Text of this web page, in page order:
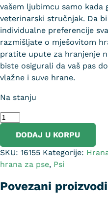
vašem ljubimcu samo kada
veterinarski stručnjak. Da
individualne preferencije
razmišljate o mješovitom
pratite upute za hranjenje
biste osigurali da vaš pas
vlažne i suve hrane.
Na stanju
DODAJ U KORPU
SKU: 16155 Kategorije:
hrana za pse, Psi
Povezani proizvodi